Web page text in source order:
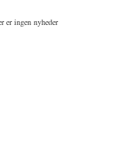
er ingen nyheder